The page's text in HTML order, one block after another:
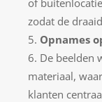
of
zodat de
Opnames
De beelden
materiaal,
klanten